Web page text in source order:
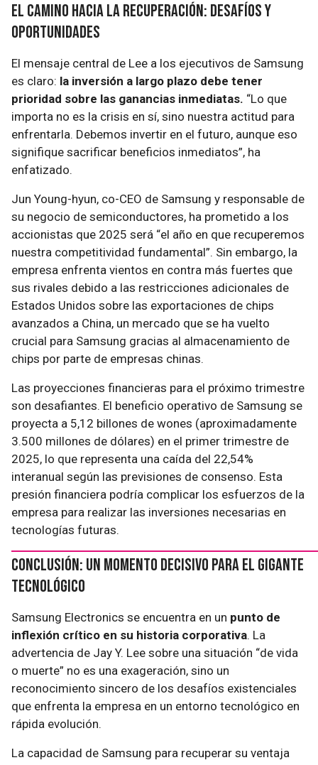
El Camino Hacia la Recuperación: Desafíos y
Oportunidades
El mensaje central de Lee a los ejecutivos de Samsung
es claro: la inversión a largo plazo debe tener
prioridad sobre las ganancias inmediatas. “Lo que
importa no es la crisis en sí, sino nuestra actitud para
enfrentarla. Debemos invertir en el futuro, aunque eso
signifique sacrificar beneficios inmediatos”, ha
enfatizado.
Jun Young-hyun, co-CEO de Samsung y responsable de
su negocio de semiconductores, ha prometido a los
accionistas que 2025 será “el año en que recuperemos
nuestra competitividad fundamental”. Sin embargo, la
empresa enfrenta vientos en contra más fuertes que
sus rivales debido a las restricciones adicionales de
Estados Unidos sobre las exportaciones de chips
avanzados a China, un mercado que se ha vuelto
crucial para Samsung gracias al almacenamiento de
chips por parte de empresas chinas.
Las proyecciones financieras para el próximo trimestre
son desafiantes. El beneficio operativo de Samsung se
proyecta a 5,12 billones de wones (aproximadamente
3.500 millones de dólares) en el primer trimestre de
2025, lo que representa una caída del 22,54%
interanual según las previsiones de consenso. Esta
presión financiera podría complicar los esfuerzos de la
empresa para realizar las inversiones necesarias en
tecnologías futuras.
Conclusión: Un Momento Decisivo para el Gigante
Tecnológico
Samsung Electronics se encuentra en un punto de
inflexión crítico en su historia corporativa. La
advertencia de Jay Y. Lee sobre una situación “de vida
o muerte” no es una exageración, sino un
reconocimiento sincero de los desafíos existenciales
que enfrenta la empresa en un entorno tecnológico en
rápida evolución.
La capacidad de Samsung para recuperar su ventaja